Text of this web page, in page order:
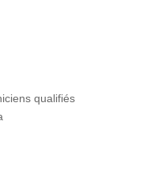
qualifiés